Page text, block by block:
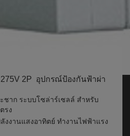
275V 2P อุปกรณ์ป้องกันฟ้าผ่า
าก ระบบโซล่าร์เซลล์ สำหรับ
รง
งงานแสงอาทิตย์ ทำงานไฟฟ้าแรง